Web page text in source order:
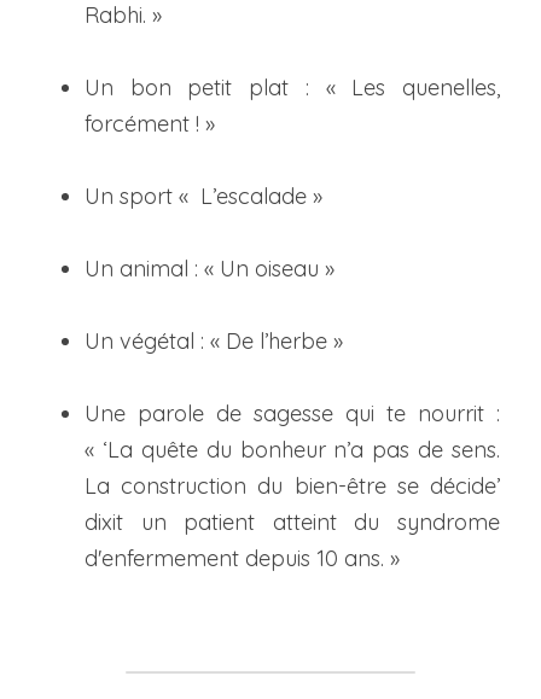
Rabhi. »
Un bon petit plat : « Les quenelles,
forcément ! »
Un sport «  L’escalade »
Un animal : « Un oiseau »
Un végétal : « De l’herbe »
Une parole de sagesse qui te nourrit :
« ‘La quête du bonheur n’a pas de sens.
La construction du bien-être se décide’
dixit un patient atteint du syndrome
d'enfermement depuis 10 ans. »